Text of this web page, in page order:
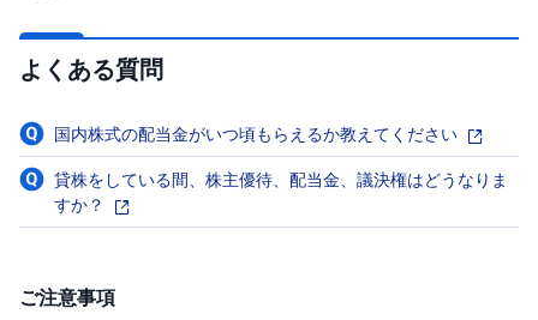
よくある質問
国内株式の配当金がいつ頃もらえるか教えてください
貸株をしている間、株主優待、配当金、議決権はどうなりま
すか？
ご注意事項